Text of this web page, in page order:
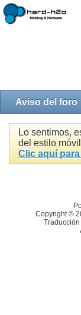
Aviso del foro
Lo sentimos,
del estilo
Clic aquí
Copyright ©